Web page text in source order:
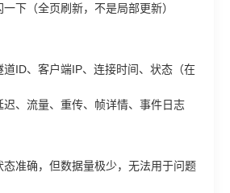
下（全页刷新，不是局部更新）
道ID、客户端IP、连接时间、状态（在
迟、流量、重传、帧详情、事件日志
态准确，但数据量极少，无法用于问题